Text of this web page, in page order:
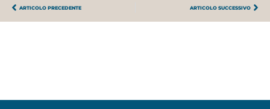
ARTICOLO PRECEDENTE ARTICOLO SUCCESSIVO